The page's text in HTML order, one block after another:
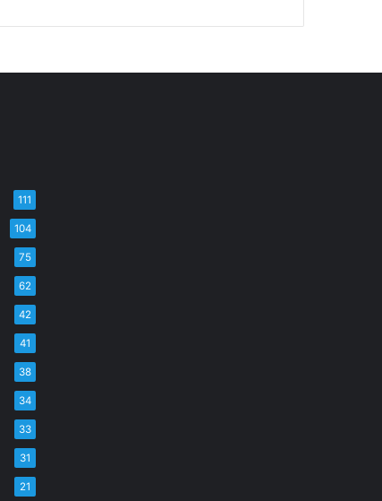
111
104
75
62
42
41
38
34
33
31
21